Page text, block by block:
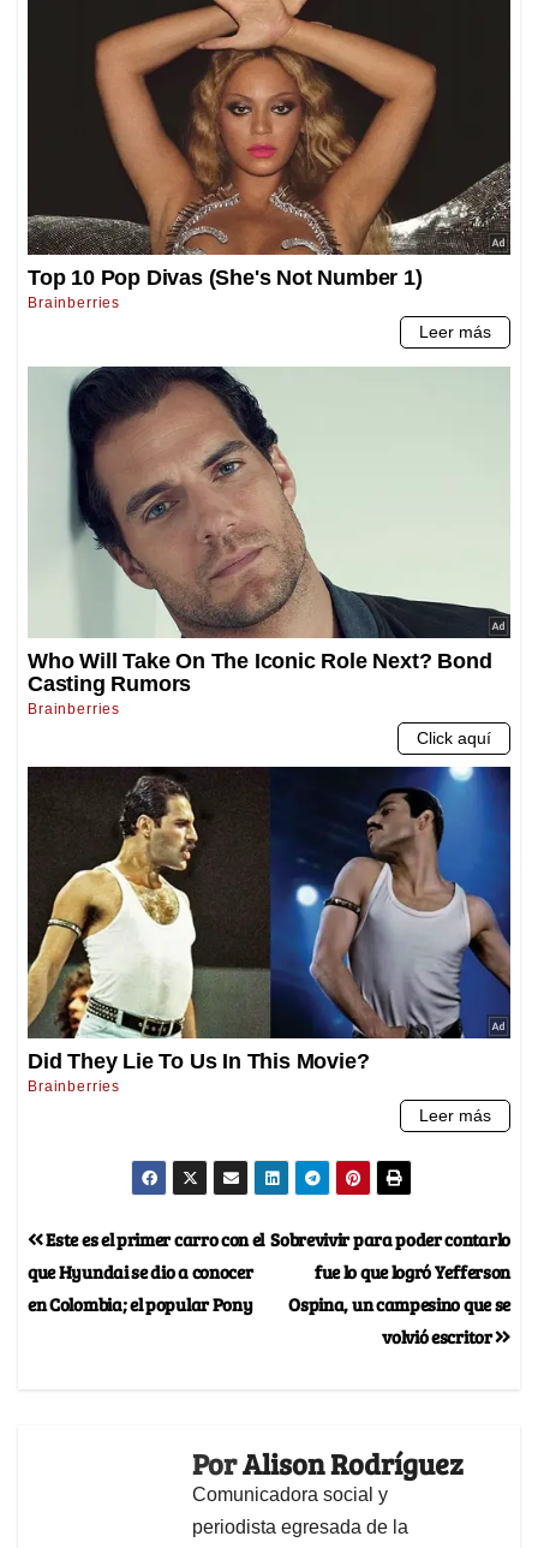
Sobrevivir para poder contarlo
fue lo que logró Yefferson
Ospina, un campesino que se
volvió escritor
Este es el primer carro con el
que Hyundai se dio a conocer
en Colombia; el popular Pony
PorAlison Rodríguez
Comunicadora social y
periodista egresada de la